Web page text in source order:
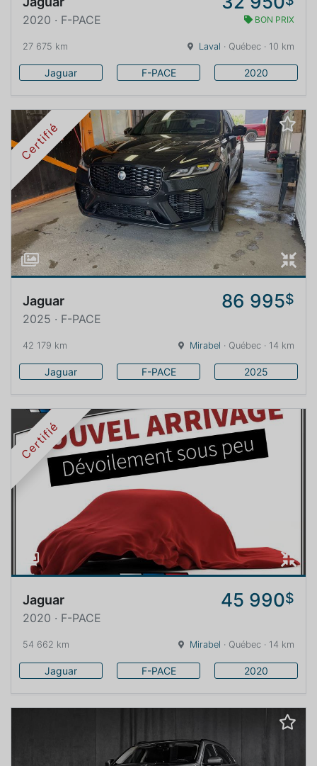
2020 · F-PACE BON PRIX
27 675 km Laval · Québec · 10 km
Jaguar F-PACE 2020
Certifié
Jaguar 86 995$
2025 · F-PACE
42 179 km Mirabel · Québec · 14 km
Jaguar F-PACE 2025
Certifié
Jaguar 45 990$
2020 · F-PACE
54 662 km Mirabel · Québec · 14 km
Jaguar F-PACE 2020